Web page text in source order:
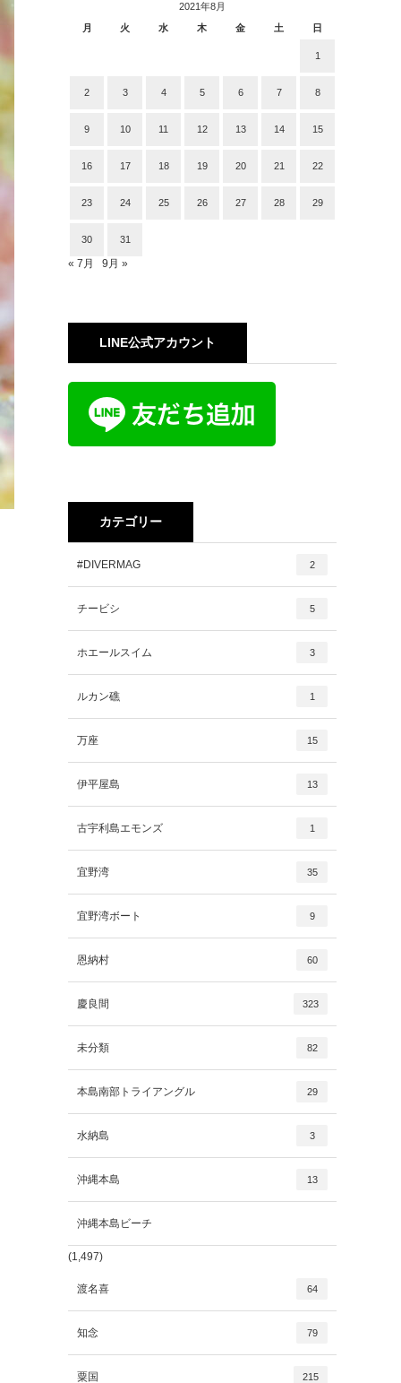
2021年8月
月
火 水 木 金 土 日
1
2 3 4 5 6 7 8
9 10 11 12 13 14 15
16 17 18 19 20 21 22
23 24 25 26 27 28 29
30 31
« 7月 9月 »
LINE公式アカウント
カテゴリー
#DIVERMAG 2
チービシ 5
ホエールスイム 3
ルカン礁 1
万座 15
伊平屋島 13
古宇利島エモンズ 1
宜野湾 35
宜野湾ボート 9
恩納村 60
慶良間 323
未分類 82
本島南部トライアングル 29
水納島 3
沖縄本島 13
沖縄本島ビーチ
(1,497)
渡名喜 64
知念 79
粟国 215